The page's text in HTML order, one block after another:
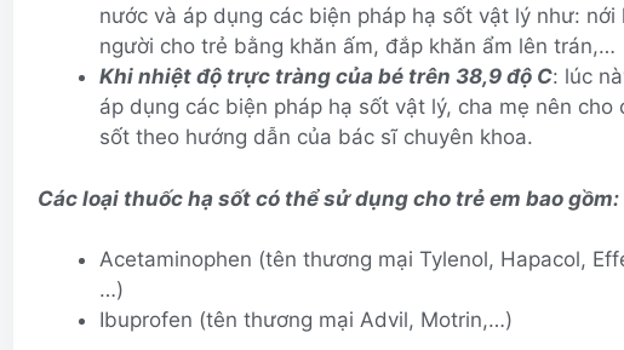
nước và áp dụng các biện pháp hạ sốt vật lý như: nới
người cho trẻ bằng khăn ấm, đắp khăn ẩm lên trán,…
Khi nhiệt độ trực tràng của bé trên 38,9 độ C: lúc
áp dụng các biện pháp hạ sốt vật lý, cha mẹ nên cho
sốt theo hướng dẫn của bác sĩ chuyên khoa.
Các loại thuốc hạ sốt có thể sử dụng cho trẻ em bao gồm:
Acetaminophen (tên thương mại Tylenol, Hapacol,
…)
Ibuprofen (tên thương mại Advil, Motrin,…)